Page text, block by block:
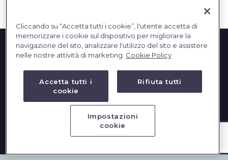
2023 © DBInformation SPA - Partita IVA: 09293820156
PRIVACY|COOKIES
Cliccando su “Accetta tutti i cookie”, l'utente accetta di
memorizzare i cookie sul dispositivo per migliorare la
navigazione del sito, analizzare l'utilizzo del sito e assistere
nelle nostre attività di marketing. Cookie Policy
Accetta tutti i
cookie
Rifiuta tutti
Impostazioni
cookie